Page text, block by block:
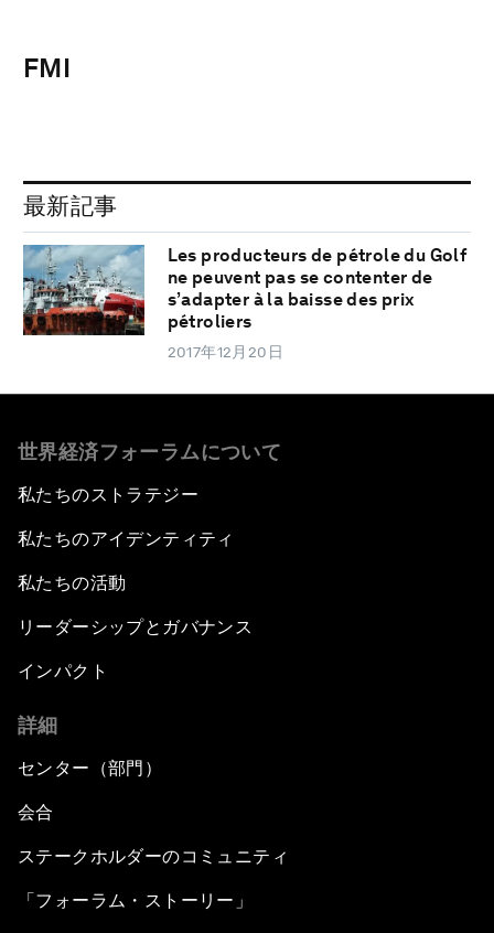
FMI
最新記事
Les producteurs de pétrole du Golf
ne peuvent pas se contenter de
s’adapter à la baisse des prix
pétroliers
2017年12月20日
世界経済フォーラムについて
私たちのストラテジー
私たちのアイデンティティ
私たちの活動
リーダーシップとガバナンス
インパクト
詳細
センター（部門）
会合
ステークホルダーのコミュニティ
「フォーラム・ストーリー」